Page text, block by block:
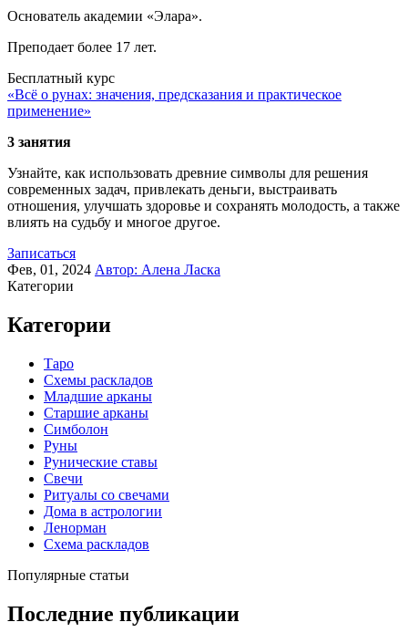
Основатель академии «Элара».
Преподает более 17 лет.
Бесплатный курс
«Всё о рунах: значения, предсказания и практическое
применение»
3 занятия
Узнайте, как использовать древние символы для решения
современных задач, привлекать деньги, выстраивать
отношения, улучшать здоровье и сохранять молодость, а также
влиять на судьбу и многое другое.
Записаться
Фев, 01, 2024 Автор: Алена Ласка
Категории
Категории
Таро
Схемы раскладов
Младшие арканы
Старшие арканы
Симболон
Руны
Рунические ставы
Свечи
Ритуалы со свечами
Дома в астрологии
Ленорман
Схема раскладов
Популярные статьи
Последние публикации